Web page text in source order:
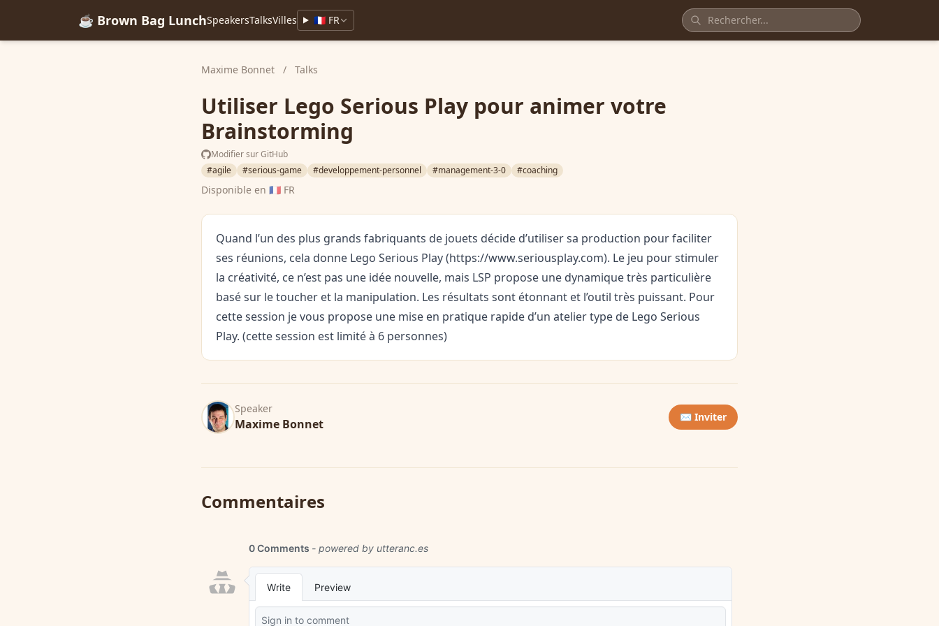
☕ Brown Bag LunchSpeakersTalksVilles 🇫🇷 FR
Maxime Bonnet / Talks
Utiliser Lego Serious Play pour animer votre
Brainstorming
Modifier sur GitHub
#agile
#serious-game #developpement-personnel #management-3-0 #coaching
Disponible en 🇫🇷 FR
Quand l’un des plus grands fabriquants de jouets décide d’utiliser sa production pour faciliter
ses réunions, cela donne Lego Serious Play (https://www.seriousplay.com). Le jeu pour stimuler
la créativité, ce n’est pas une idée nouvelle, mais LSP propose une dynamique très particulière
basé sur le toucher et la manipulation. Les résultats sont étonnant et l’outil très puissant. Pour
cette session je vous propose une mise en pratique rapide d’un atelier type de Lego Serious
Play. (cette session est limité à 6 personnes)
Speaker
Maxime Bonnet ✉️ Inviter
Commentaires